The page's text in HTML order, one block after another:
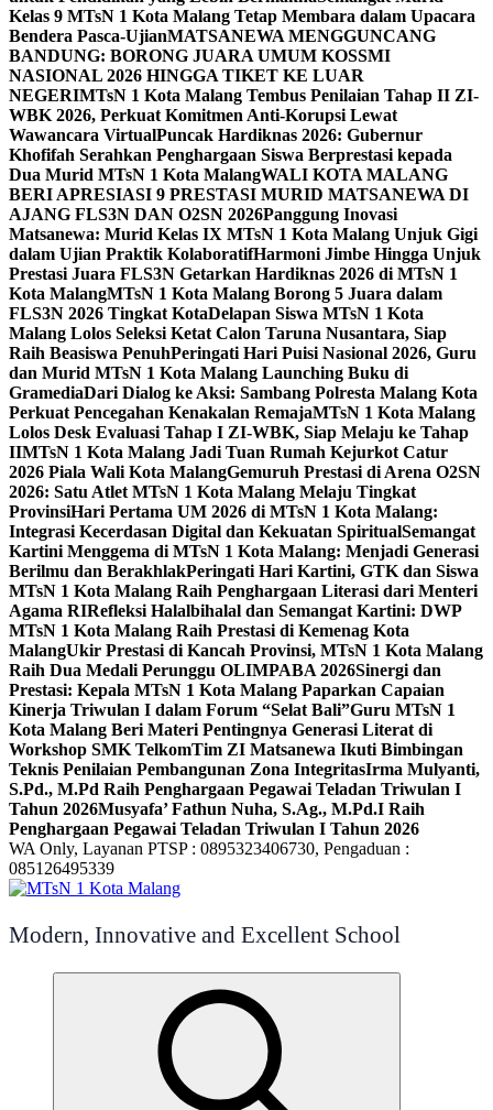
Kelas 9 MTsN 1 Kota Malang Tetap Membara dalam Upacara
Bendera Pasca-UjianMATSANEWA MENGGUNCANG
BANDUNG: BORONG JUARA UMUM KOSSMI
NASIONAL 2026 HINGGA TIKET KE LUAR
NEGERIMTsN 1 Kota Malang Tembus Penilaian Tahap II ZI-
WBK 2026, Perkuat Komitmen Anti-Korupsi Lewat
Wawancara VirtualPuncak Hardiknas 2026: Gubernur
Khofifah Serahkan Penghargaan Siswa Berprestasi kepada
Dua Murid MTsN 1 Kota MalangWALI KOTA MALANG
BERI APRESIASI 9 PRESTASI MURID MATSANEWA DI
AJANG FLS3N DAN O2SN 2026Panggung Inovasi
Matsanewa: Murid Kelas IX MTsN 1 Kota Malang Unjuk Gigi
dalam Ujian Praktik KolaboratifHarmoni Jimbe Hingga Unjuk
Prestasi Juara FLS3N Getarkan Hardiknas 2026 di MTsN 1
Kota MalangMTsN 1 Kota Malang Borong 5 Juara dalam
FLS3N 2026 Tingkat KotaDelapan Siswa MTsN 1 Kota
Malang Lolos Seleksi Ketat Calon Taruna Nusantara, Siap
Raih Beasiswa PenuhPeringati Hari Puisi Nasional 2026, Guru
dan Murid MTsN 1 Kota Malang Launching Buku di
GramediaDari Dialog ke Aksi: Sambang Polresta Malang Kota
Perkuat Pencegahan Kenakalan RemajaMTsN 1 Kota Malang
Lolos Desk Evaluasi Tahap I ZI-WBK, Siap Melaju ke Tahap
IIMTsN 1 Kota Malang Jadi Tuan Rumah Kejurkot Catur
2026 Piala Wali Kota MalangGemuruh Prestasi di Arena O2SN
2026: Satu Atlet MTsN 1 Kota Malang Melaju Tingkat
ProvinsiHari Pertama UM 2026 di MTsN 1 Kota Malang:
Integrasi Kecerdasan Digital dan Kekuatan SpiritualSemangat
Kartini Menggema di MTsN 1 Kota Malang: Menjadi Generasi
Berilmu dan BerakhlakPeringati Hari Kartini, GTK dan Siswa
MTsN 1 Kota Malang Raih Penghargaan Literasi dari Menteri
Agama RIRefleksi Halalbihalal dan Semangat Kartini: DWP
MTsN 1 Kota Malang Raih Prestasi di Kemenag Kota
MalangUkir Prestasi di Kancah Provinsi, MTsN 1 Kota Malang
Raih Dua Medali Perunggu OLIMPABA 2026Sinergi dan
Prestasi: Kepala MTsN 1 Kota Malang Paparkan Capaian
Kinerja Triwulan I dalam Forum “Selat Bali”Guru MTsN 1
Kota Malang Beri Materi Pentingnya Generasi Literat di
Workshop SMK TelkomTim ZI Matsanewa Ikuti Bimbingan
Teknis Penilaian Pembangunan Zona IntegritasIrma Mulyanti,
S.Pd., M.Pd Raih Penghargaan Pegawai Teladan Triwulan I
Tahun 2026Musyafa’ Fathun Nuha, S.Ag., M.Pd.I Raih
Penghargaan Pegawai Teladan Triwulan I Tahun 2026
WA Only, Layanan PTSP : 0895323406730, Pengaduan :
085126495339
Modern, Innovative and Excellent School